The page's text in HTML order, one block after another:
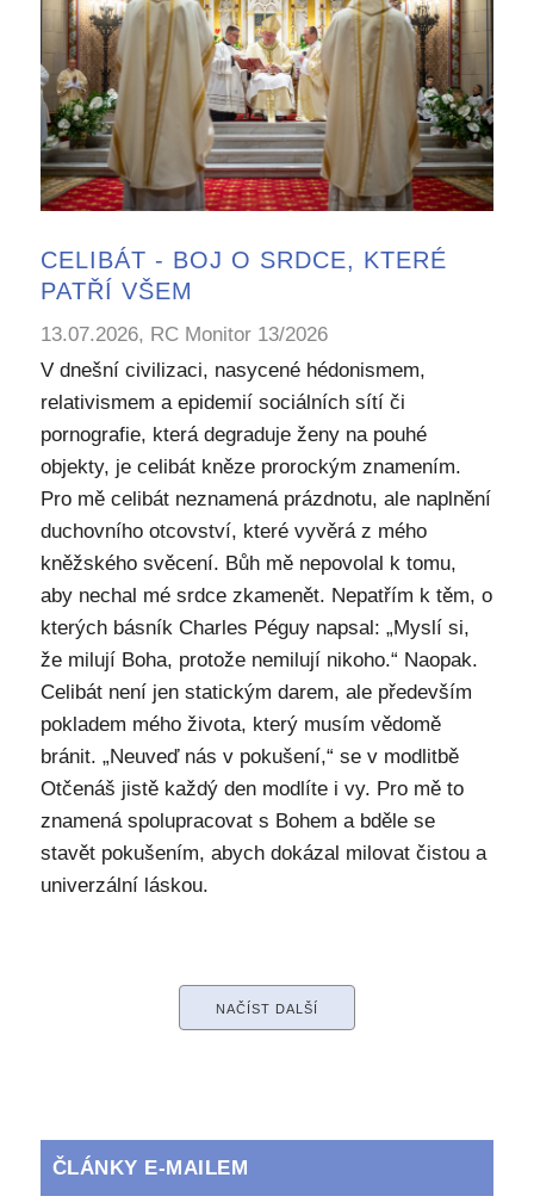
CELIBÁT - BOJ O SRDCE, KTERÉ
PATŘÍ VŠEM
13.07.2026, RC Monitor 13/2026
V dnešní civilizaci, nasycené hédonismem,
relativismem a epidemií sociálních sítí či
pornografie, která degraduje ženy na pouhé
objekty, je celibát kněze prorockým znamením.
Pro mě celibát neznamená prázdnotu, ale naplnění
duchovního otcovství, které vyvěrá z mého
kněžského svěcení. Bůh mě nepovolal k tomu,
aby nechal mé srdce zkamenět. Nepatřím k těm, o
kterých básník Charles Péguy napsal: „Myslí si,
že milují Boha, protože nemilují nikoho.“ Naopak.
Celibát není jen statickým darem, ale především
pokladem mého života, který musím vědomě
bránit. „Neuveď nás v pokušení,“ se v modlitbě
Otčenáš jistě každý den modlíte i vy. Pro mě to
znamená spolupracovat s Bohem a bděle se
stavět pokušením, abych dokázal milovat čistou a
univerzální láskou.
NAČÍST DALŠÍ
ČLÁNKY E-MAILEM